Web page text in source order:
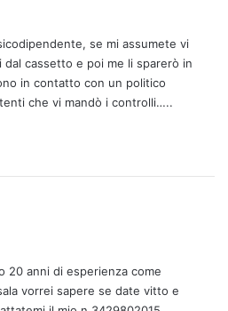
se mi assumete vi
dal cassetto e poi me li sparerò in
in contatto con un politico
che vi mandò i controlli…..
20 anni di esperienza come
vorrei sapere se date vitto e